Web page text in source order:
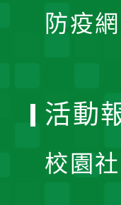
防疫
活動
校園